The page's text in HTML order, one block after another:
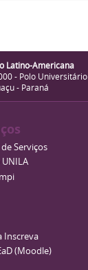
Latino-Americana
- Polo Universitário
- Paraná
Serviços
Inscreva
(Moodle)